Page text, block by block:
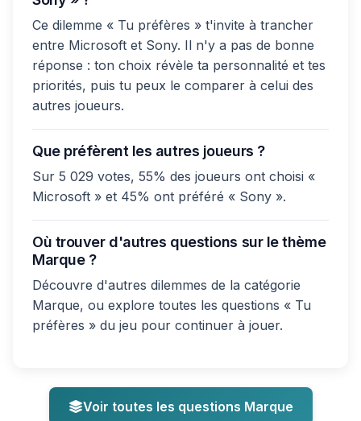
Ce dilemme « Tu préfères » t'invite à trancher
entre Microsoft et Sony. Il n'y a pas de bonne
réponse : ton choix révèle ta personnalité et tes
priorités, puis tu peux le comparer à celui des
autres joueurs.
Que préfèrent les autres joueurs ?
Sur 5 029 votes, 55% des joueurs ont choisi «
Microsoft » et 45% ont préféré « Sony ».
Où trouver d'autres questions sur le thème
Marque ?
Découvre d'autres dilemmes de la catégorie
Marque, ou explore toutes les questions « Tu
préfères » du jeu pour continuer à jouer.
Voir toutes les questions Marque